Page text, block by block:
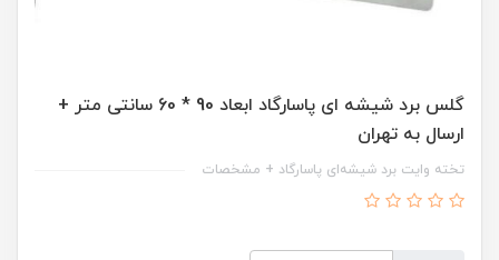
گلس برد شیشه ای پاسارگاد ابعاد 90 * 60 سانتی متر +
ارسال به تهران
تخته وایت برد شیشه‌ای پاسارگاد + مشخصات